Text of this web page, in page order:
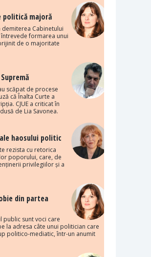
majoră
demiterea Cabinetului
formarea unui
de o majoritate
scăpat de procese
că Înalta Curte a
CJUE a criticat în
de Lia Savonea.
haosului politic
rezista cu retorica
poporului, care, de
privilegiilor și a
din partea
public sunt voci care
la adresa câte unui politician care
politico-mediatic, într-un anumit